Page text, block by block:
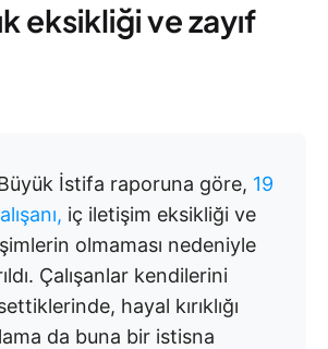
eksikliği ve zayıf
İstifa raporuna göre, 19
iç iletişim eksikliği ve
olmaması nedeniyle
Çalışanlar kendilerini
hayal kırıklığı
da buna bir istisna